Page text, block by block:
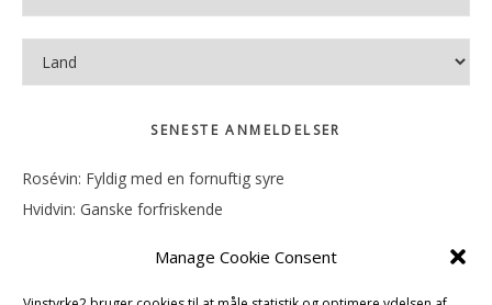
Manage Cookie Consent
SENESTE ANMELDELSER
Rosévin: Fyldig med en fornuftig syre
Hvidvin: Ganske forfriskende
Hvidvin: Smørfedme og tropisk sødme